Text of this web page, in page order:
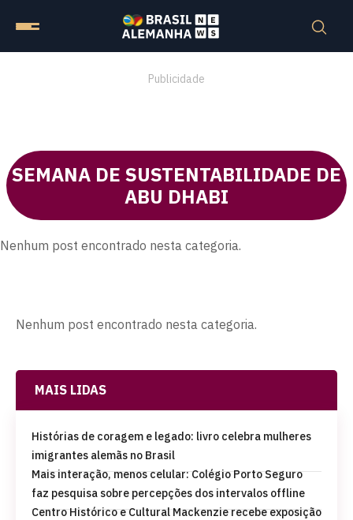
Publicidade
SEMANA DE SUSTENTABILIDADE DE
ABU DHABI
Nenhum post encontrado nesta categoria.
Nenhum post encontrado nesta categoria.
MAIS LIDAS
Histórias de coragem e legado: livro celebra mulheres
imigrantes alemãs no Brasil
Mais interação, menos celular: Colégio Porto Seguro
faz pesquisa sobre percepções dos intervalos offline
Centro Histórico e Cultural Mackenzie recebe exposição